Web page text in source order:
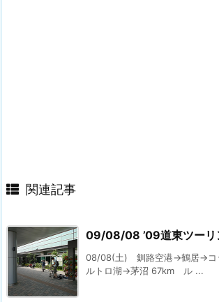
関連記事
09/08/08 ’09道東ツーリ
08/08(土) 釧路空港→鶴居→コ
ルトロ湖→茅沼 67km ル ...